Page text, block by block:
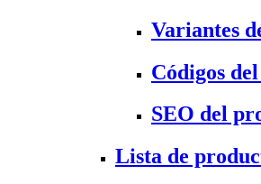
Variantes
Códigos
SEO del
Lista de